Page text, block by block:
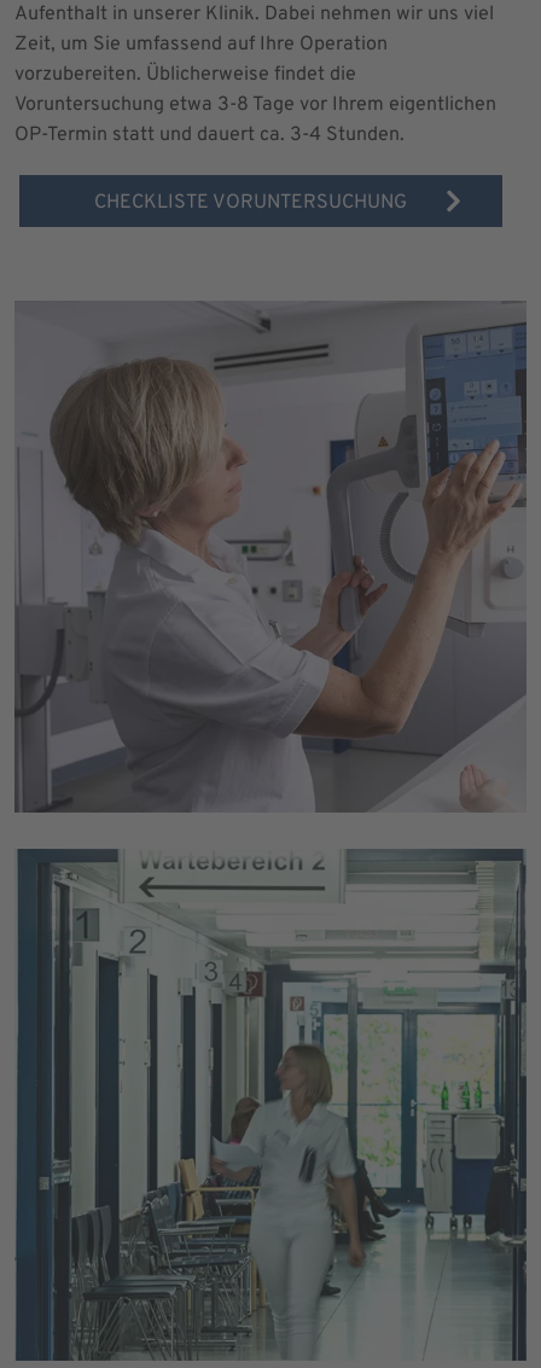
Aufenthalt in unserer Klinik. Dabei nehmen wir uns viel
Zeit, um Sie umfassend auf Ihre Operation
vorzubereiten. Üblicherweise findet die
Voruntersuchung etwa 3-8 Tage vor Ihrem eigentlichen
OP-Termin statt und dauert ca. 3-4 Stunden.
CHECKLISTE VORUNTERSUCHUNG